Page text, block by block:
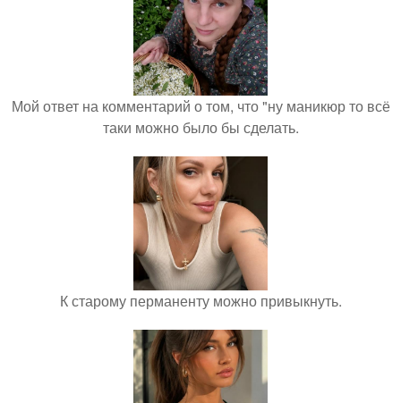
Мой ответ на комментарий о том, что "ну маникюр то всё
таки можно было бы сделать.
К старому перманенту можно привыкнуть.